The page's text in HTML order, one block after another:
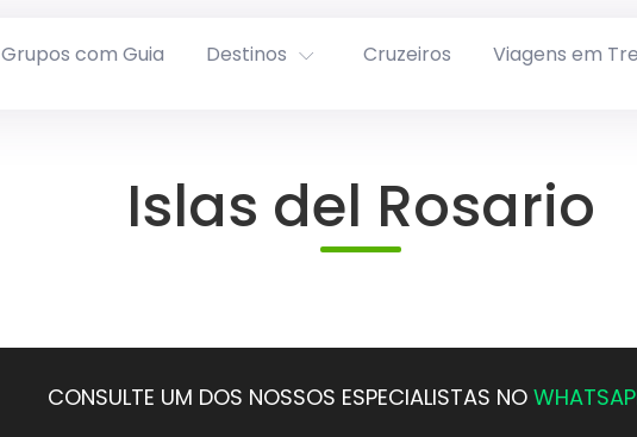
Grupos com Guia Destinos Cruzeiros Viagens em
Islas del Rosario
CONSULTE UM DOS NOSSOS ESPECIALISTAS NO